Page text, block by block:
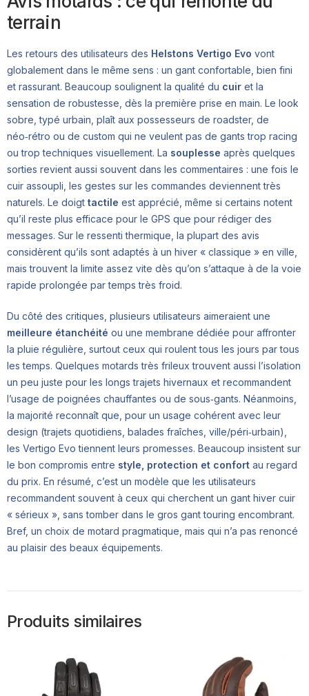
terrain
Les retours des utilisateurs des Helstons Vertigo Evo vont
globalement dans le même sens : un gant confortable, bien fini
et rassurant. Beaucoup soulignent la qualité du cuir et la
sensation de robustesse, dès la première prise en main. Le look
sobre, typé urbain, plaît aux possesseurs de roadster, de
néo‑rétro ou de custom qui ne veulent pas de gants trop racing
ou trop techniques visuellement. La souplesse après quelques
sorties revient aussi souvent dans les commentaires : une fois le
cuir assoupli, les gestes sur les commandes deviennent très
naturels. Le doigt tactile est apprécié, même si certains notent
qu’il reste plus efficace pour le GPS que pour rédiger des
messages. Sur le ressenti thermique, la plupart des avis
considèrent qu’ils sont adaptés à un hiver « classique » en ville,
mais trouvent la limite assez vite dès qu’on s’attaque à de la voie
rapide prolongée par temps très froid.
Du côté des critiques, plusieurs utilisateurs aimeraient une
meilleure étanchéité ou une membrane dédiée pour affronter
la pluie régulière, surtout ceux qui roulent tous les jours par tous
les temps. Quelques motards très frileux trouvent aussi l’isolation
un peu juste pour les longs trajets hivernaux et recommandent
l’usage de poignées chauffantes ou de sous‑gants. Néanmoins,
la majorité reconnaît que, pour un usage cohérent avec leur
design (trajets quotidiens, balades fraîches, ville/péri‑urbain),
les Vertigo Evo tiennent leurs promesses. Beaucoup insistent sur
le bon compromis entre style, protection et confort au regard
du prix. En résumé, c’est un modèle que les utilisateurs
recommandent souvent à ceux qui cherchent un gant hiver cuir
« sérieux », sans tomber dans le gros gant touring encombrant.
Bref, un choix de motard pragmatique, mais qui n’a pas renoncé
au plaisir des beaux équipements.
Produits similaires